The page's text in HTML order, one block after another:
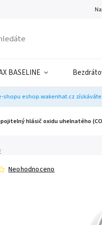
BASELINE
eshop.wakenhat.cz
hlásič oxidu uhelnatého
Neohodnoceno